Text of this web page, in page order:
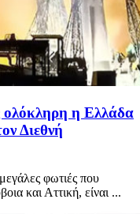
ολόκληρη η Ελλάδα
Διεθνή
φωτιές που
και Αττική, είναι ...